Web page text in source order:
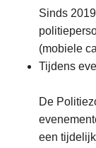
Sinds
(mobiele
Tijdens
De
een